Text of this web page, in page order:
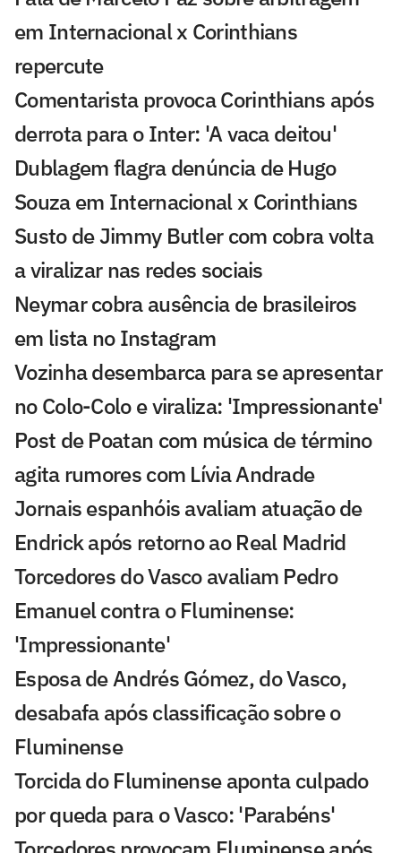
em Internacional x Corinthians
repercute
Comentarista provoca Corinthians após
derrota para o Inter: 'A vaca deitou'
Dublagem flagra denúncia de Hugo
Souza em Internacional x Corinthians
Susto de Jimmy Butler com cobra volta
a viralizar nas redes sociais
Neymar cobra ausência de brasileiros
em lista no Instagram
Vozinha desembarca para se apresentar
no Colo-Colo e viraliza: 'Impressionante'
Post de Poatan com música de término
agita rumores com Lívia Andrade
Jornais espanhóis avaliam atuação de
Endrick após retorno ao Real Madrid
Torcedores do Vasco avaliam Pedro
Emanuel contra o Fluminense:
'Impressionante'
Esposa de Andrés Gómez, do Vasco,
desabafa após classificação sobre o
Fluminense
Torcida do Fluminense aponta culpado
por queda para o Vasco: 'Parabéns'